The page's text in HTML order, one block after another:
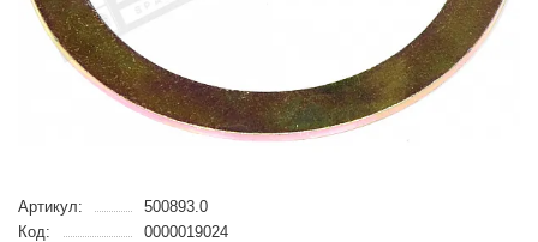
Артикул:
500893.0
Код:
0000019024